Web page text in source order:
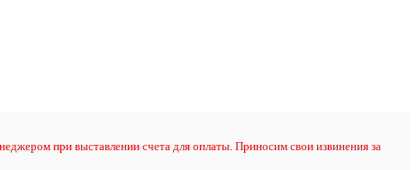
при выставлении счета для оплаты. Приносим свои извинения за